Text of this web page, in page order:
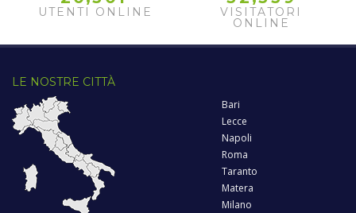
UTENTI ONLINE VISITATORI
ONLINE
LE NOSTRE CITTÀ
Bari
Lecce
Napoli
Roma
Taranto
Matera
Milano